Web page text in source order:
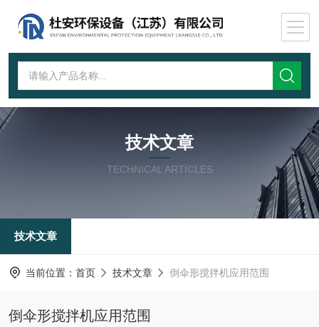
技术文章
TECHNICAL ARTICLES
技术文章
当前位置： 首页 技术文章 倒伞形搅拌机应用范围
倒伞形搅拌机应用范围